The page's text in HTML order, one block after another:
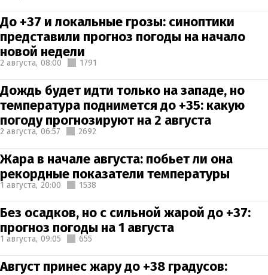
До +37 и локальные грозы: синоптики
представили прогноз погоды на начало
новой недели
2 августа, 08:00 1791
Дождь будет идти только на западе, но
температура поднимется до +35: какую
погоду прогнозируют на 2 августа
2 августа, 06:57 2692
Жара в начале августа: побьет ли она
рекордные показатели температуры
1 августа, 20:00 1538
Без осадков, но с сильной жарой до +37:
прогноз погоды на 1 августа
1 августа, 09:05 655
Август принес жару до +38 градусов: